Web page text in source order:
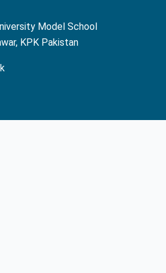
Model School
KPK Pakistan